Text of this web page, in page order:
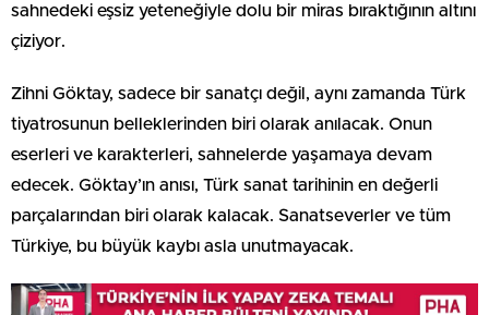
sahnedeki eşsiz yeteneğiyle dolu bir miras bıraktığının altını
çiziyor.
Zihni Göktay, sadece bir sanatçı değil, aynı zamanda Türk
tiyatrosunun belleklerinden biri olarak anılacak. Onun
eserleri ve karakterleri, sahnelerde yaşamaya devam
edecek. Göktay’ın anısı, Türk sanat tarihinin en değerli
parçalarından biri olarak kalacak. Sanatseverler ve tüm
Türkiye, bu büyük kaybı asla unutmayacak.